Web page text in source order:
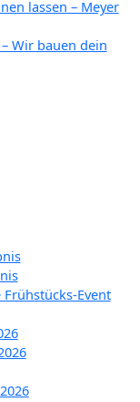
lassen – Meyer
Wir bauen dein
Frühstücks-Event